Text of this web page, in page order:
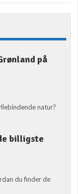
på
natur?
billigste
du finder de